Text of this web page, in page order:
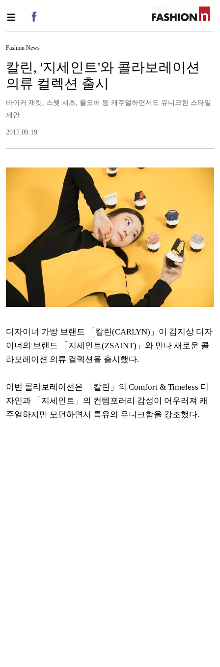
Fashion News
칼린, '지세인트'와 콜라보레이션
의류 컬렉션 출시
바이커 재킷, 스웻 셔츠, 풀오버 등 캐주얼하면서도 유니크한 스타일
제안
2017.09.19
디자이너 가방 브랜드 「칼린(CARLYN)」이 김지상 디자
이너의 브랜드 「지세인트(ZSAINT)」와 만나 새로운 콜
라보레이션 의류 컬렉션을 출시했다.
이번 콜라보레이션은 「칼린」의 Comfort & Timeless 디
자인과 「지세인트」의 컨템포러리 감성이 어우러져 캐
주얼하지만 모던하면서 특유의 유니크함을 강조했다.